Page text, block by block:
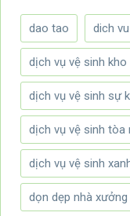
dao tao dich
dịch vụ vệ sinh kho
dịch vụ vệ sinh sự
dịch vụ vệ sinh tòa
dịch vụ vệ sinh
dọn dẹp nhà xưởng